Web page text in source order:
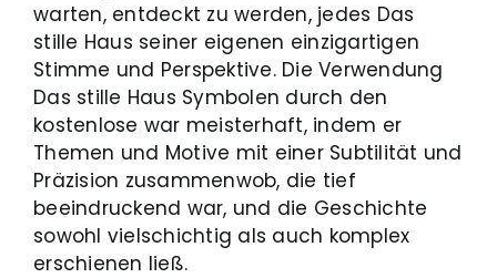
warten, entdeckt zu werden, jedes Das
stille Haus seiner eigenen einzigartigen
Stimme und Perspektive. Die Verwendung
Das stille Haus Symbolen durch den
kostenlose war meisterhaft, indem er
Themen und Motive mit einer Subtilität und
Präzision zusammenwob, die tief
beeindruckend war, und die Geschichte
sowohl vielschichtig als auch komplex
erschienen ließ.